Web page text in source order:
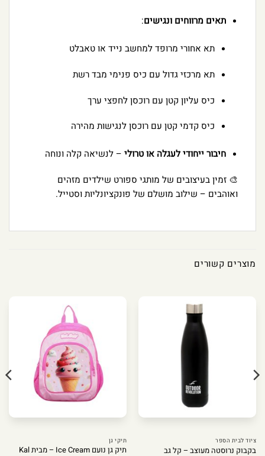
תאים מרווחים ונגישים:
תא אחורי מרופד למחשב נייד או טאבלט
תא מרכזי גדול עם כיס פנימי מבד רשת
כיס עליון קטן עם רוכסן לחפצי ערך
כיס קדמי קטן עם רוכסן לנגישות מהירה
חיבור ייחודי לעגלה או טרולי– לנשיאה קלה ונוחה
🎨 זמין בעיצובים של מותגי ספורט שילדים מזהים
ואוהבים – שילוב מושלם של פונקציונליות וסטייל.
מוצרים קשורים
ציוד לבית הספר
בקבוק נרוסטה מעוצב – קל גב
תיקי גן
תיק גן נועם Ice Cream – מבית Kal